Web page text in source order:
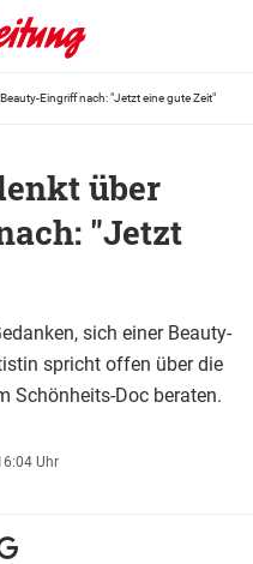
Eingriff nach: "Jetzt eine gute Zeit"
über
"Jetzt
sich einer Beauty-
spricht offen über die
Schönheits-Doc beraten.
Uhr